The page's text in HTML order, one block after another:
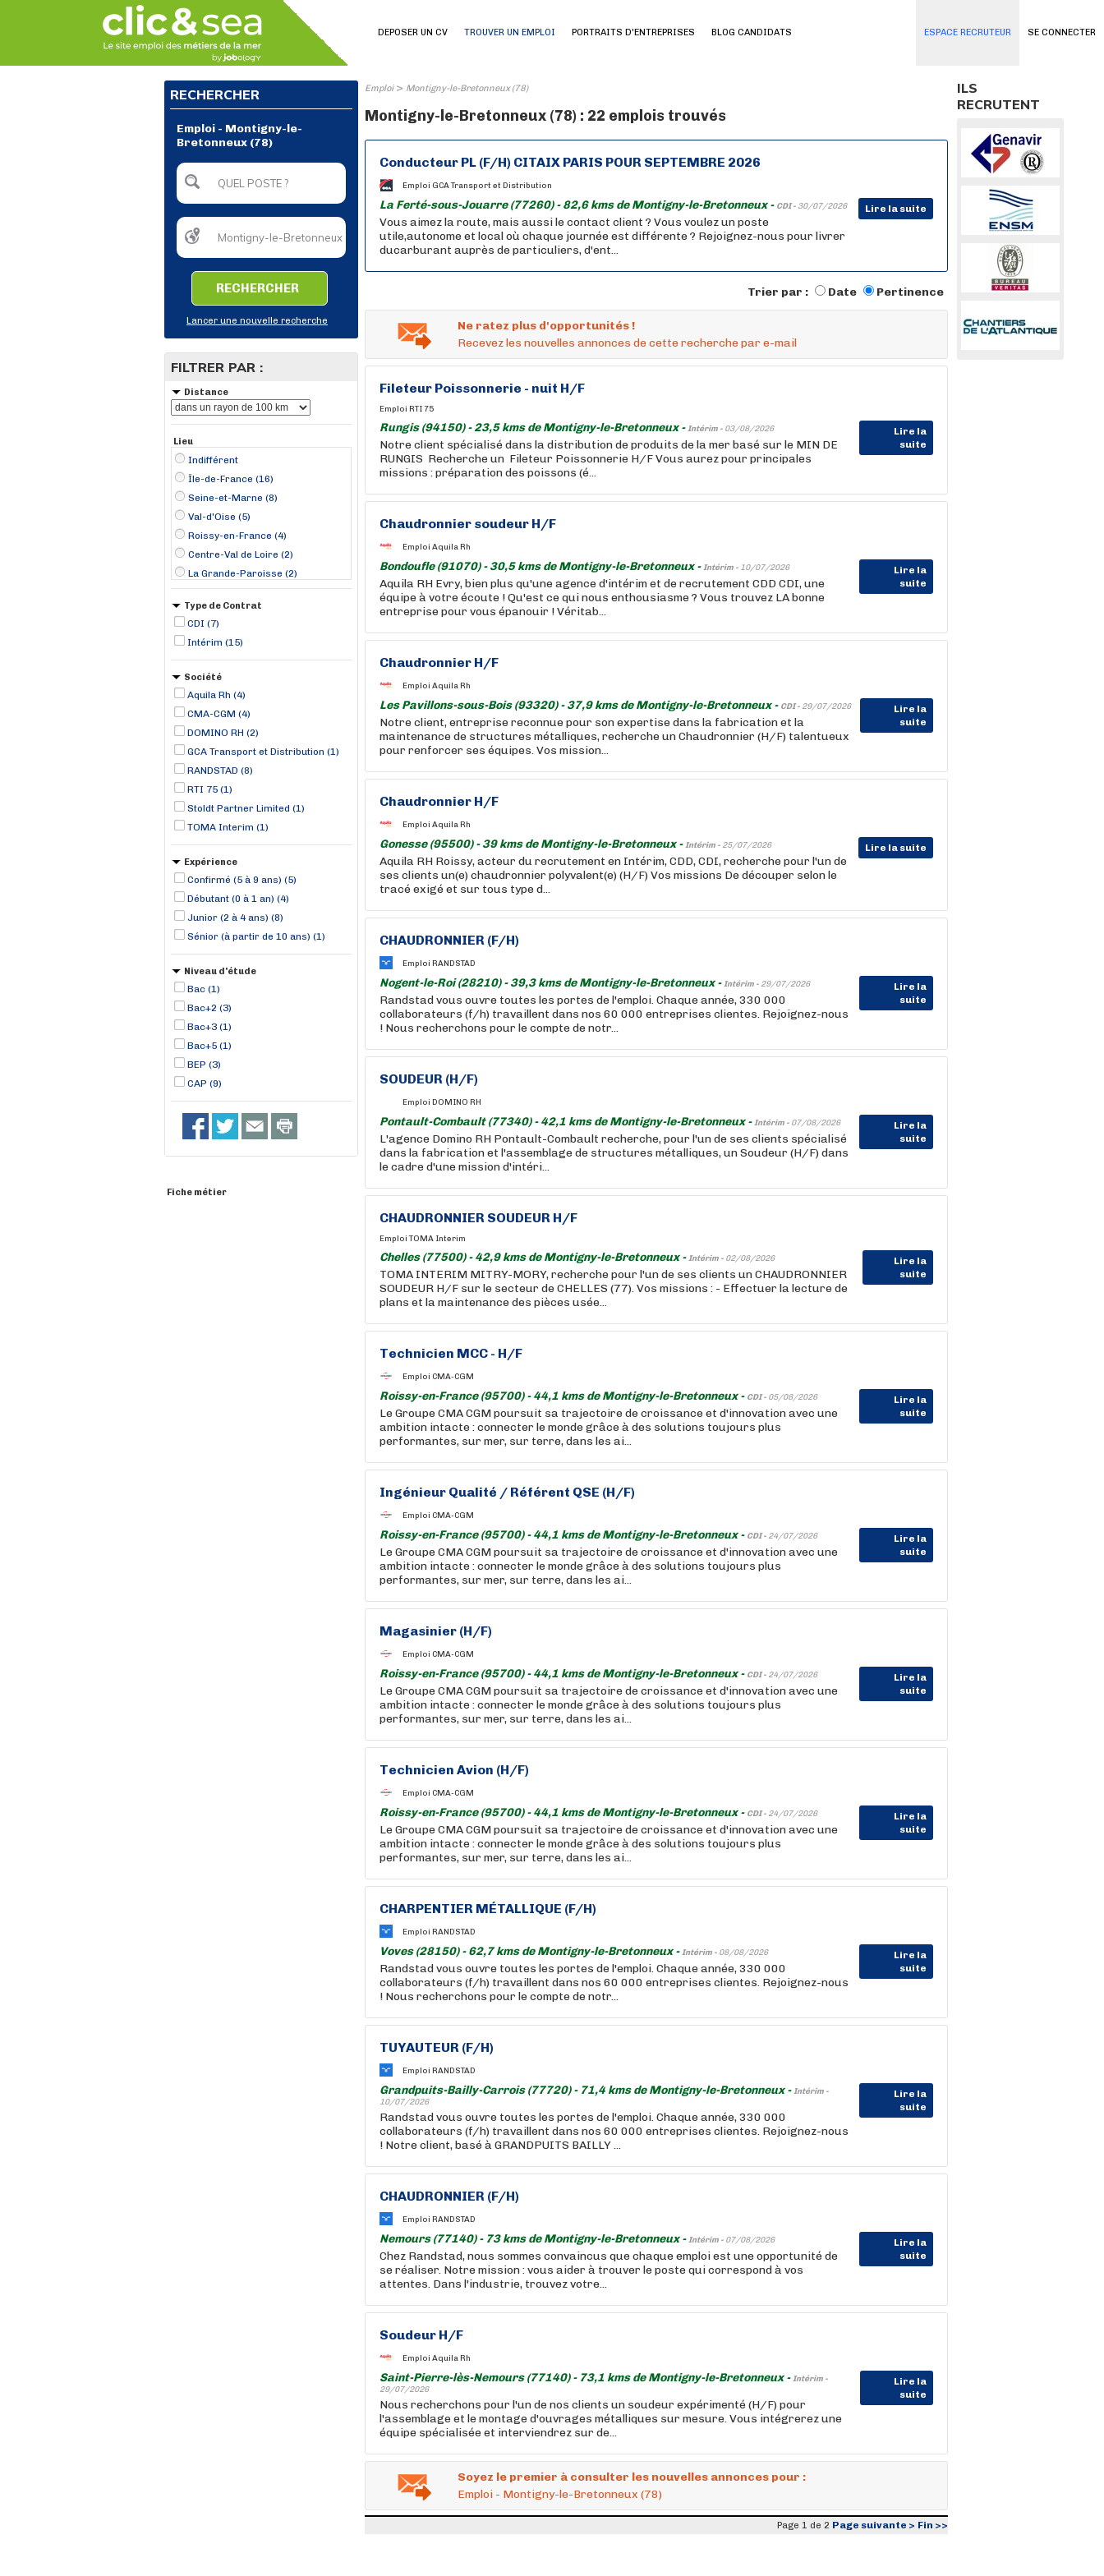
SE CONNECTER
DEPOSER UN CV TROUVER UN EMPLOI PORTRAITS D'ENTREPRISES BLOG CANDIDATS ESPACE RECRUTEUR
RECHERCHER
Emploi - Montigny-le-
Bretonneux (78)
RECHERCHER
Lancer une nouvelle recherche
FILTRER PAR :
Distance
Lieu
Indifférent
Île-de-France (16)
Seine-et-Marne (8)
Val-d'Oise (5)
Roissy-en-France (4)
Centre-Val de Loire (2)
La Grande-Paroisse (2)
Beauvais (1)
Bondoufle (1)
Chelles (1)
Gonesse (1)
Type de Contrat
CDI (7)
Intérim (15)
Société
Aquila Rh (4)
CMA-CGM (4)
DOMINO RH (2)
GCA Transport et Distribution (1)
RANDSTAD (8)
RTI 75 (1)
Stoldt Partner Limited (1)
TOMA Interim (1)
Expérience
Confirmé (5 à 9 ans) (5)
Débutant (0 à 1 an) (4)
Junior (2 à 4 ans) (8)
Sénior (à partir de 10 ans) (1)
Niveau d'étude
Bac (1)
Bac+2 (3)
Bac+3 (1)
Bac+5 (1)
BEP (3)
CAP (9)
Fiche métier
Emploi> Montigny-le-Bretonneux (78)
Montigny-le-Bretonneux (78) : 22 emplois trouvés
Conducteur PL (F/H) CITAIX PARIS POUR SEPTEMBRE 2026
Emploi GCA Transport et Distribution
La Ferté-sous-Jouarre (77260) - 82,6 kms de Montigny-le-Bretonneux - CDI - 30/07/2026 Lire la suite
Vous aimez la route, mais aussi le contact client ? Vous voulez un poste
utile,autonome et local où chaque journée est différente ? Rejoignez-nous pour livrer
ducarburant auprès de particuliers, d'ent...
Trier par : Date Pertinence
Ne ratez plus d'opportunités !
Recevez les nouvelles annonces de cette recherche par e-mail
Fileteur Poissonnerie - nuit H/F
Emploi RTI 75
Rungis (94150) - 23,5 kms de Montigny-le-Bretonneux -Intérim - 03/08/2026
Lire la
suite
Notre client spécialisé dans la distribution de produits de la mer basé sur le MIN DE
RUNGIS Recherche un Fileteur Poissonnerie H/F Vous aurez pour principales
missions : préparation des poissons (é...
Chaudronnier soudeur H/F
Emploi Aquila Rh
Bondoufle (91070) - 30,5 kms de Montigny-le-Bretonneux -Intérim - 10/07/2026
Lire la
suite
Aquila RH Evry, bien plus qu'une agence d'intérim et de recrutement CDD CDI, une
équipe à votre écoute ! Qu'est ce qui nous enthousiasme ? Vous trouvez LA bonne
entreprise pour vous épanouir ! Véritab...
Chaudronnier H/F
Emploi Aquila Rh
Les Pavillons-sous-Bois (93320) - 37,9 kms de Montigny-le-Bretonneux - CDI - 29/07/2026
Lire la
suite
Notre client, entreprise reconnue pour son expertise dans la fabrication et la
maintenance de structures métalliques, recherche un Chaudronnier (H/F) talentueux
pour renforcer ses équipes. Vos mission...
Chaudronnier H/F
Emploi Aquila Rh
Gonesse (95500) - 39 kms de Montigny-le-Bretonneux -Intérim - 25/07/2026 Lire la suite
Aquila RH Roissy, acteur du recrutement en Intérim, CDD, CDI, recherche pour l'un de
ses clients un(e) chaudronnier polyvalent(e) (H/F) Vos missions De découper selon le
tracé exigé et sur tous type d...
CHAUDRONNIER (F/H)
Emploi RANDSTAD
Nogent-le-Roi (28210) - 39,3 kms de Montigny-le-Bretonneux -Intérim - 29/07/2026
Lire la
suite
Randstad vous ouvre toutes les portes de l'emploi. Chaque année, 330 000
collaborateurs (f/h) travaillent dans nos 60 000 entreprises clientes. Rejoignez-nous
! Nous recherchons pour le compte de notr...
SOUDEUR (H/F)
Emploi DOMINO RH
Pontault-Combault (77340) - 42,1 kms de Montigny-le-Bretonneux -Intérim - 07/08/2026
Lire la
suite
L'agence Domino RH Pontault-Combault recherche, pour l'un de ses clients spécialisé
dans la fabrication et l'assemblage de structures métalliques, un Soudeur (H/F) dans
le cadre d'une mission d'intéri...
CHAUDRONNIER SOUDEUR H/F
Emploi TOMA Interim
Chelles (77500) - 42,9 kms de Montigny-le-Bretonneux -Intérim - 02/08/2026
Lire la
suite
TOMA INTERIM MITRY-MORY, recherche pour l'un de ses clients un CHAUDRONNIER
SOUDEUR H/F sur le secteur de CHELLES (77). Vos missions : - Effectuer la lecture de
plans et la maintenance des pièces usée...
Technicien MCC - H/F
Emploi CMA-CGM
Roissy-en-France (95700) - 44,1 kms de Montigny-le-Bretonneux - CDI - 05/08/2026
Lire la
suite
Le Groupe CMA CGM poursuit sa trajectoire de croissance et d'innovation avec une
ambition intacte : connecter le monde grâce à des solutions toujours plus
performantes, sur mer, sur terre, dans les ai...
Ingénieur Qualité / Référent QSE (H/F)
Emploi CMA-CGM
Roissy-en-France (95700) - 44,1 kms de Montigny-le-Bretonneux - CDI - 24/07/2026
Lire la
suite
Le Groupe CMA CGM poursuit sa trajectoire de croissance et d'innovation avec une
ambition intacte : connecter le monde grâce à des solutions toujours plus
performantes, sur mer, sur terre, dans les ai...
Magasinier (H/F)
Emploi CMA-CGM
Roissy-en-France (95700) - 44,1 kms de Montigny-le-Bretonneux - CDI - 24/07/2026
Lire la
suite
Le Groupe CMA CGM poursuit sa trajectoire de croissance et d'innovation avec une
ambition intacte : connecter le monde grâce à des solutions toujours plus
performantes, sur mer, sur terre, dans les ai...
Technicien Avion (H/F)
Emploi CMA-CGM
Roissy-en-France (95700) - 44,1 kms de Montigny-le-Bretonneux - CDI - 24/07/2026
Lire la
suite
Le Groupe CMA CGM poursuit sa trajectoire de croissance et d'innovation avec une
ambition intacte : connecter le monde grâce à des solutions toujours plus
performantes, sur mer, sur terre, dans les ai...
CHARPENTIER MÉTALLIQUE (F/H)
Emploi RANDSTAD
Voves (28150) - 62,7 kms de Montigny-le-Bretonneux -Intérim - 08/08/2026
Lire la
suite
Randstad vous ouvre toutes les portes de l'emploi. Chaque année, 330 000
collaborateurs (f/h) travaillent dans nos 60 000 entreprises clientes. Rejoignez-nous
! Nous recherchons pour le compte de notr...
TUYAUTEUR (F/H)
Emploi RANDSTAD
Grandpuits-Bailly-Carrois (77720) - 71,4 kms de Montigny-le-Bretonneux -Intérim -
10/07/2026
Lire la
suite
Randstad vous ouvre toutes les portes de l'emploi. Chaque année, 330 000
collaborateurs (f/h) travaillent dans nos 60 000 entreprises clientes. Rejoignez-nous
! Notre client, basé à GRANDPUITS BAILLY ...
CHAUDRONNIER (F/H)
Emploi RANDSTAD
Nemours (77140) - 73 kms de Montigny-le-Bretonneux -Intérim - 07/08/2026
Lire la
suite
Chez Randstad, nous sommes convaincus que chaque emploi est une opportunité de
se réaliser. Notre mission : vous aider à trouver le poste qui correspond à vos
attentes. Dans l'industrie, trouvez votre...
Soudeur H/F
Emploi Aquila Rh
Saint-Pierre-lès-Nemours (77140) - 73,1 kms de Montigny-le-Bretonneux -Intérim -
29/07/2026
Lire la
suite
Nous recherchons pour l'un de nos clients un soudeur expérimenté (H/F) pour
l'assemblage et le montage d'ouvrages métalliques sur mesure. Vous intégrerez une
équipe spécialisée et interviendrez sur de...
Soyez le premier à consulter les nouvelles annonces pour :
Emploi - Montigny-le-Bretonneux (78)
Page 1 de 2 Page suivante > Fin >>
ILS
RECRUTENT